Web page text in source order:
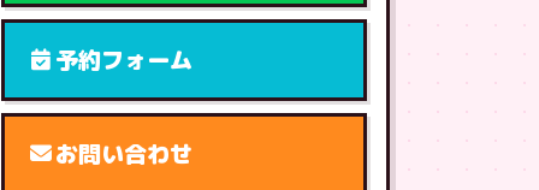
予約フォーム
お問い合わせ